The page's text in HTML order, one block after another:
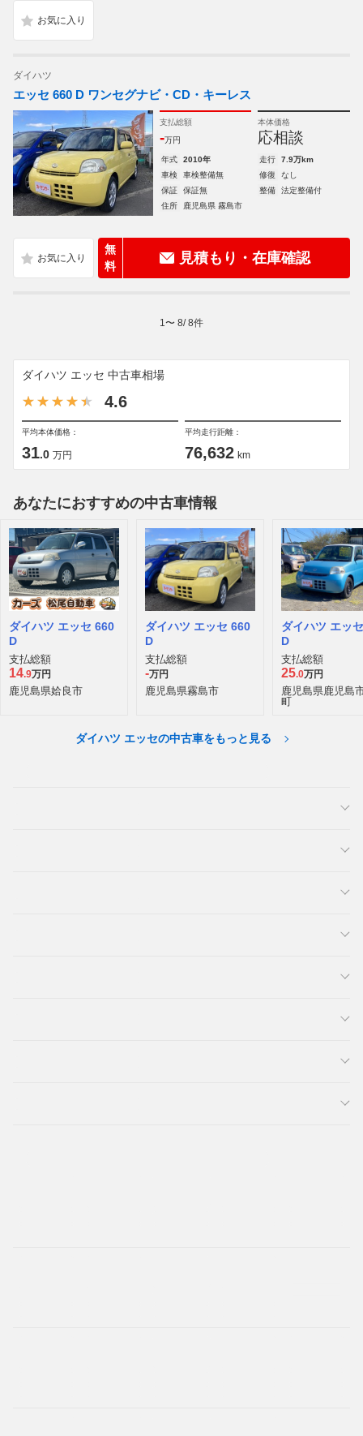
ダイハツ
エッセ 660 D ワンセグナビ・CD・キーレス
支払総額
-万円
本体価格
応相談
年式 2010年 走行
7.9万km
車検
車検整備無 修復
なし
保証
保証無 整備
法定整備付
住所
鹿児島県 霧島市
無
料
見積もり・在庫確認
1 〜 8/8件
ダイハツ エッセ 中古車相場
4.6
平均本体価格：
31.0 万円
平均走行距離：
76,632 km
あなたにおすすめの中古車情報
ダイハツ エッセ 660
D
支払総額
14.9万円
鹿児島県姶良市
ダイハツ エッセ 660
D
支払総額
-万円
鹿児島県霧島市
ダイハツ エッ
D
支払総額
25.0万円
鹿児島県鹿児島
町
ダイハツ エッセの中古車をもっと見る